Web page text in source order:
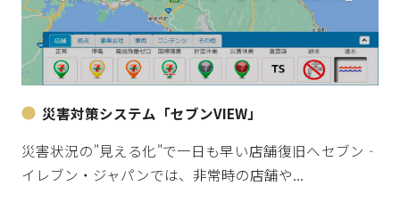
災害対策システム「セブンVIEW」
災害状況の"見える化"で一日も早い店舗復旧へセブン‐
イレブン・ジャパンでは、非常時の店舗や...